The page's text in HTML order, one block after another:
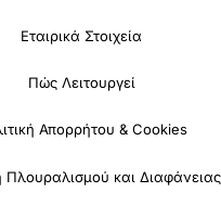
Εταιρικά Στοιχεία
Πώς Λειτουργεί
Απορρήτου & Cookies
Πλουραλισμού και Διαφάνειας